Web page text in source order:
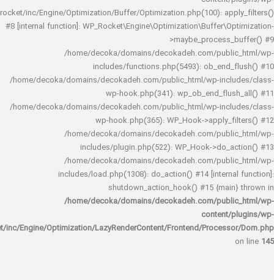
rocket/inc/Engine/Optimization/Buffer/Optimization.php(100):
#8 [internal function]:
/home/decoka/domains/decokadeh.com/
includes/functions.php(5493):
/home/decoka/domains/decokadeh.com/public_html/wp-
wp-hook.php(341):
/home/decoka/domains/decokadeh.com/public_html/wp-
wp-hook.php(365): WP_Hook-
/home/decoka/domains/decokadeh.com/
includes/plugin.php(522): WP_Hook-
/home/decoka/domains/decokadeh.com/
includes/load.php(1308): do_action() #14
shutdown_action_hook() #15
/home/decoka/domains/decokadeh.com/
rocket/inc/Engine/Optimization/LazyRenderContent/Frontend/